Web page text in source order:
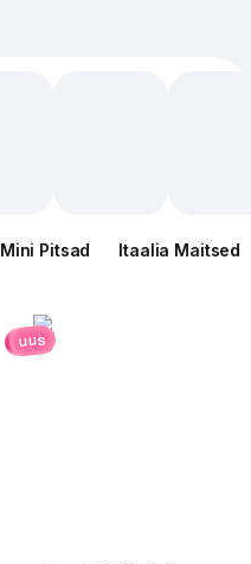
Mini Pitsad Itaalia Maitsed
uus